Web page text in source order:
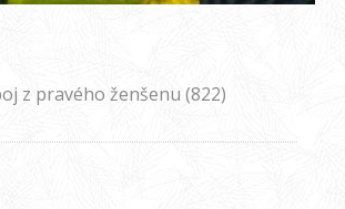
z pravého ženšenu (822)